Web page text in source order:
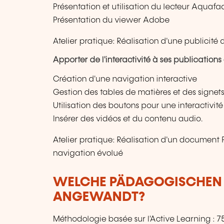
Présentation et utilisation du lecteur
Présentation du viewer Adobe
Atelier pratique: Réalisation d'une publicité
Apporter de l'interactivité à ses publications
Création d'une navigation interactive
Gestion des tables de matières et des signets
Utilisation des boutons pour une
Insérer des vidéos et du contenu audio.
Atelier pratique: Réalisation d'un document
navigation évolué
WELCHE
ANGEWANDT?
Méthodologie basée sur l'Active Learning :